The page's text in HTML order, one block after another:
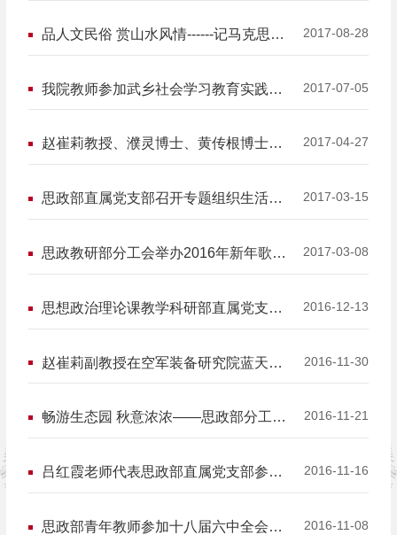
品人文民俗 赏山水风情------记马克思主
义学院分工会古北水镇夏游活动
2017-08-28
我院教师参加武乡社会学习教育实践活
动
2017-07-05
赵崔莉教授、濮灵博士、黄传根博士参
观孔庙和国子监博物馆
2017-04-27
思政部直属党支部召开专题组织生活会
并开展民主评议党员工作
2017-03-15
思政教研部分工会举办2016年新年歌唱
联欢晚会
2017-03-08
思想政治理论课教学科研部直属党支部
召开换届选举党员大会
2016-12-13
赵崔莉副教授在空军装备研究院蓝天幼
儿园讲授中国传统文化课
2016-11-30
畅游生态园 秋意浓浓——思政部分工会
举行冬游活动
2016-11-21
吕红霞老师代表思政部直属党支部参加
全国高校支部风采展示活动
2016-11-16
思政部青年教师参加十八届六中全会精
2016-11-08